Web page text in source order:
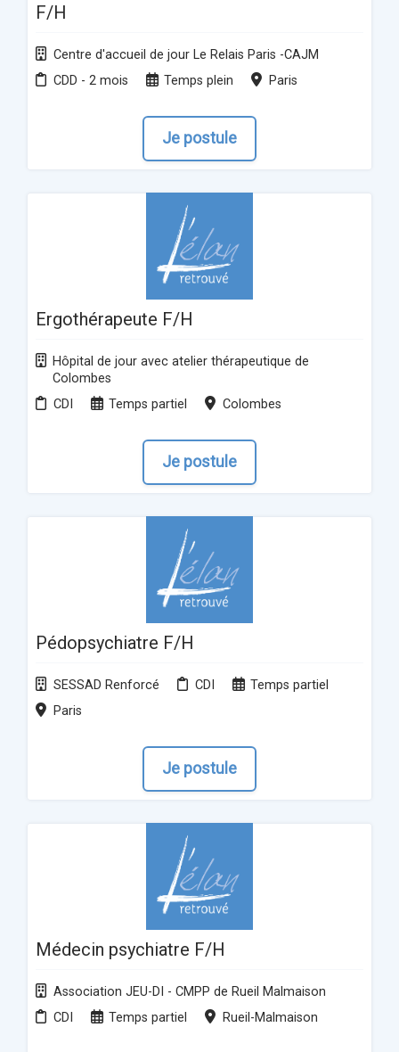
F/H
Centre d'accueil de jour Le Relais Paris -CAJM
CDD - 2 mois
Temps plein Paris
Je postule
Ergothérapeute F/H
Hôpital de jour avec atelier thérapeutique de
Colombes
CDI
Temps partiel Colombes
Je postule
Pédopsychiatre F/H
SESSAD Renforcé CDI
Temps partiel
Paris
Je postule
Médecin psychiatre F/H
Association JEU-DI - CMPP de Rueil Malmaison
CDI
Temps partiel Rueil-Malmaison